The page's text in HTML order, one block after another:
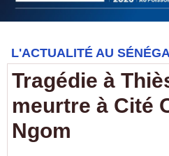
L'ACTUALITÉ AU
​Tragédie à
meurtre à Cité
Ngom